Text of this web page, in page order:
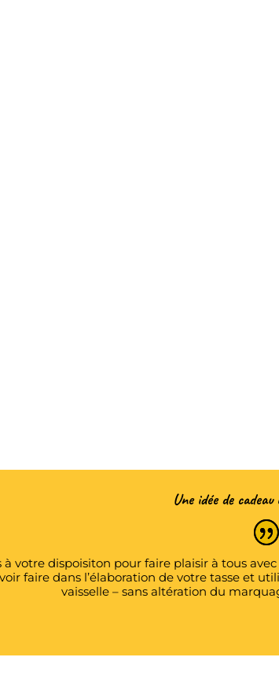
Une idée de
votre dispoisiton pour faire plaisir à tous
faire dans l’élaboration de votre tasse et
vaisselle – sans altération du